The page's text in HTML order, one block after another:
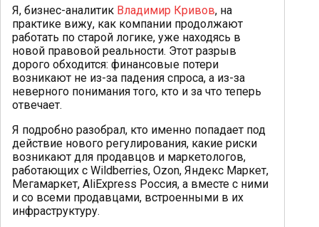
Я, бизнес-аналитик Владимир Кривов, на
практике вижу, как компании продолжают
работать по старой логике, уже находясь в
новой правовой реальности. Этот разрыв
дорого обходится: финансовые потери
возникают не из-за падения спроса, а из-за
неверного понимания того, кто и за что теперь
отвечает.
Я подробно разобрал, кто именно попадает под
действие нового регулирования, какие риски
возникают для продавцов и маркетологов,
работающих с Wildberries, Ozon, Яндекс Маркет,
Мегамаркет, AliExpress Россия, а вместе с ними
и со всеми продавцами, встроенными в их
инфраструктуру.